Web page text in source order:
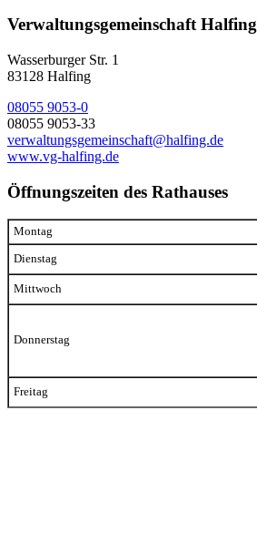
Verwaltungsgemeinschaft Halfing
Wasserburger Str. 1
83128 Halfing
08055 9053-0
08055 9053-33
verwaltungsgemeinschaft@halfing.de
www.vg-halfing.de
Öffnungszeiten des Rathauses
Montag
Dienstag
Mittwoch
Donnerstag
Freitag